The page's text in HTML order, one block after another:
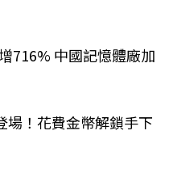
716% 中國記憶體廠加
場！花費金幣解鎖手下